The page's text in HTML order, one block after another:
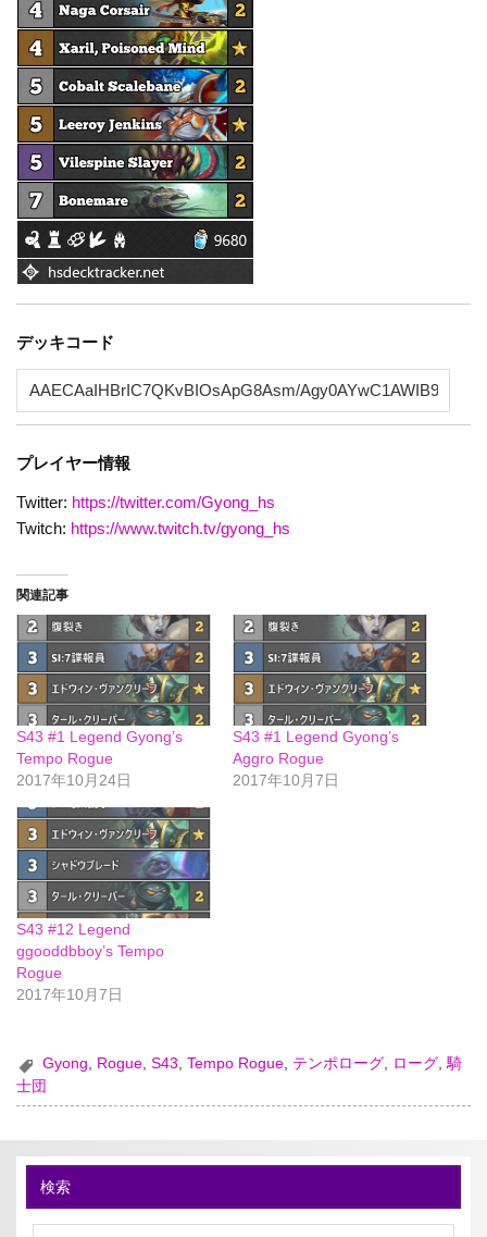
デッキコード
プレイヤー情報
Twitter: https://twitter.com/Gyong_hs
Twitch: https://www.twitch.tv/gyong_hs
関連記事
S43 #1 Legend Gyong’s
Tempo Rogue
2017年10月24日
S43 #1 Legend Gyong’s
Aggro Rogue
2017年10月7日
S43 #12 Legend
ggooddbboy’s Tempo
Rogue
2017年10月7日
Gyong, Rogue,S43,Tempo Rogue, テンポローグ, ローグ,騎
士団
検索